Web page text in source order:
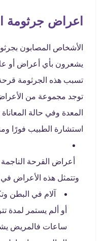
اعراض جرثومة
الأشخاص المصابون
يشعرون بأي أعراض أو
تسبب هذه الجرثومة
توجد مجموعة من
المعدة وفي حالة
استشارة الطبيب فورًا
أعراض القرحة
وتتمثل هذه الأعراض في
آلام في البطن
أو ألم يستمر لمدة
ساعات فالمريض